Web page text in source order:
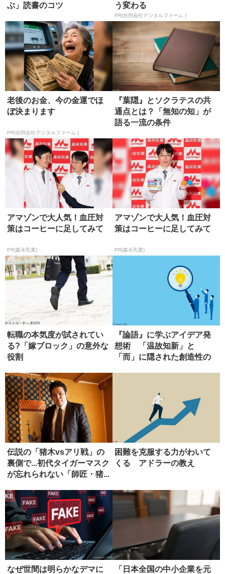
ぶ」読書のコツ
う変わる
PR(合同会社デジタルファーム )
老後のお金、今の金運でほ
ぼ決まります
PR(合同会社デジタルファーム )
『葉隠』とソクラテスの共
通点とは？「無知の知」が
語る一流の条件
アマゾンで大人気！血圧対
策はコーヒーに足してみて
PR(森永乳業)
アマゾンで大人気！血圧対
策はコーヒーに足してみて
PR(森永乳業)
転職の本気度が試されてい
る?「嫁ブロック」の意外な
役割
『論語』に学ぶアイデア発
想術 「温故知新」と
「而」に隠された創造性の
伝説の「猪木vsアリ戦」の
裏側で...初代タイガーマスク
が忘れられない「師匠・猪...
困難を克服する力がわいて
くる アドラーの教え
なぜ世間は明らかなデマに
「日本全国の中小企業を元